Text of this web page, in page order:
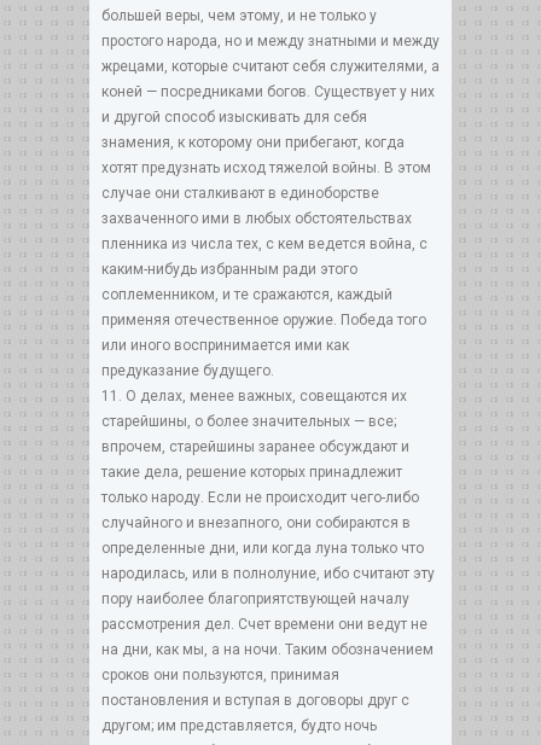
большей веры, чем этому, и не только у
простого народа, но и между знатными и между
жрецами, которые считают себя служителями, а
коней — посредниками богов. Существует у них
и другой способ изыскивать для себя
знамения, к которому они прибегают, когда
хотят предузнать исход тяжелой войны. В этом
случае они сталкивают в единоборстве
захваченного ими в любых обстоятельствах
пленника из числа тех, с кем ведется война, с
каким-нибудь избранным ради этого
соплеменником, и те сражаются, каждый
применяя отечественное оружие. Победа того
или иного воспринимается ими как
предуказание будущего.
11. О делах, менее важных, совещаются их
старейшины, о более значительных — все;
впрочем, старейшины заранее обсуждают и
такие дела, решение которых принадлежит
только народу. Если не происходит чего-либо
случайного и внезапного, они собираются в
определенные дни, или когда луна только что
народилась, или в полнолуние, ибо считают эту
пору наиболее благоприятствующей началу
рассмотрения дел. Счет времени они ведут не
на дни, как мы, а на ночи. Таким обозначением
сроков они пользуются, принимая
постановления и вступая в договоры друг с
другом; им представляется, будто ночь